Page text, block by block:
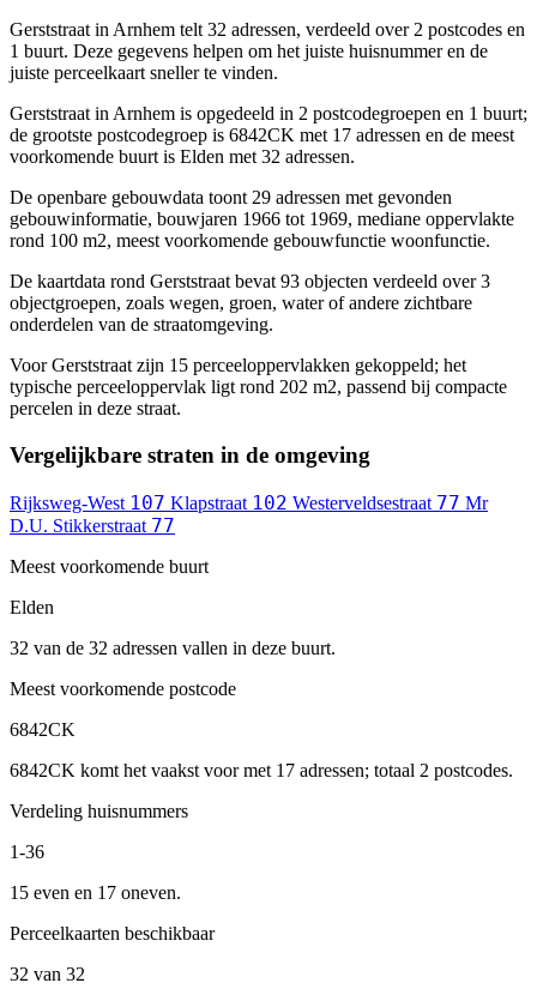
Gerststraat in Arnhem telt 32 adressen, verdeeld over 2 postcodes en
1 buurt. Deze gegevens helpen om het juiste huisnummer en de
juiste perceelkaart sneller te vinden.
Gerststraat in Arnhem is opgedeeld in 2 postcodegroepen en 1 buurt;
de grootste postcodegroep is 6842CK met 17 adressen en de meest
voorkomende buurt is Elden met 32 adressen.
De openbare gebouwdata toont 29 adressen met gevonden
gebouwinformatie, bouwjaren 1966 tot 1969, mediane oppervlakte
rond 100 m2, meest voorkomende gebouwfunctie woonfunctie.
De kaartdata rond Gerststraat bevat 93 objecten verdeeld over 3
objectgroepen, zoals wegen, groen, water of andere zichtbare
onderdelen van de straatomgeving.
Voor Gerststraat zijn 15 perceeloppervlakken gekoppeld; het
typische perceeloppervlak ligt rond 202 m2, passend bij compacte
percelen in deze straat.
Vergelijkbare straten in de omgeving
Rijksweg-West 107 Klapstraat 102 Westerveldsestraat 77 Mr
D.U. Stikkerstraat 77
Meest voorkomende buurt
Elden
32 van de 32 adressen vallen in deze buurt.
Meest voorkomende postcode
6842CK
6842CK komt het vaakst voor met 17 adressen; totaal 2 postcodes.
Verdeling huisnummers
1-36
15 even en 17 oneven.
Perceelkaarten beschikbaar
32 van 32